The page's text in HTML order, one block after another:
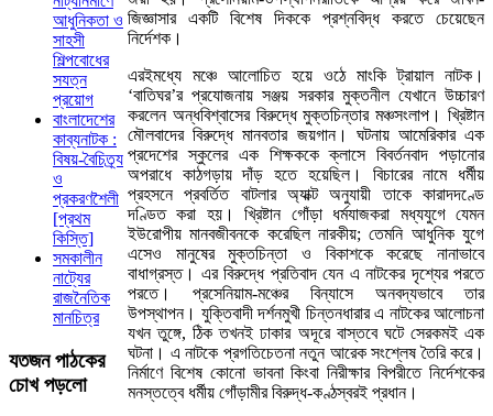
জিজ্ঞাসার একটি বিশেষ দিককে প্রশ্নবিদ্ধ করতে চেয়েছেন
নির্দেশক।
এরইমধ্যে মঞ্চে আলোচিত হয়ে ওঠে মাংকি ট্রায়াল নাটক।
‘বাতিঘর’র প্রযোজনায় সঞ্জয় সরকার মুক্তনীল যেখানে উচ্চারণ
করলেন অন্ধবিশ্বাসের বিরুদ্ধে মুক্তচিন্তার মঞ্চসংলাপ। খ্রিষ্টান
মৌলবাদের বিরুদ্ধে মানবতার জয়গান। ঘটনায় আমেরিকার এক
প্রদেশের স্কুলের এক শিক্ষককে ক্লাসে বিবর্তনবাদ পড়ানোর
অপরাধে কাঠগড়ায় দাঁড় হতে হয়েছিল। বিচারের নামে ধর্মীয়
প্রহসনে প্রবর্তিত বাটলার অ্যাক্ট অনুযায়ী তাকে কারাদদণ্ডে
দণ্ডিত করা হয়। খ্রিষ্টান গোঁড়া ধর্মযাজকরা মধ্যযুগে যেমন
ইউরোপীয় মানবজীবনকে করেছিল নারকীয়; তেমনি আধুনিক যুগে
এসেও মানুষের মুক্তচিন্তা ও বিকাশকে করেছে নানাভাবে
বাধাগ্রস্ত। এর বিরুদ্ধে প্রতিবাদ যেন এ নাটকের দৃশ্যের পরতে
পরতে। প্রসেনিয়াম-মঞ্চের বিন্যাসে অনবদ্যভাবে তার
উপস্থাপন। যুক্তিবাদী দর্শনমুখী চিন্তনধারার এ নাটকের আলোচনা
যখন তুঙ্গে, ঠিক তখনই ঢাকার অদূরে বাস্তবে ঘটে সেরকমই এক
ঘটনা। এ নাটকে প্রগতিচেতনা নতুন আরেক সংশ্লেষ তৈরি করে।
নির্মাণে বিশেষ কোনো ভাবনা কিংবা নিরীক্ষার বিপরীতে নির্দেশকের
মনস্তত্বে ধর্মীয় গোঁড়ামীর বিরুদ্ধ-কণ্ঠস্বরই প্রধান।
আধুনিকতা ও
সাহসী
শিল্পবোধের
সযত্ন
প্রয়োগ
বাংলাদেশের
কাব্যনাটক :
বিষয়-বৈচিত্র্য
ও
প্রকরণশৈলী
[প্রথম
কিস্তি]
সমকালীন
নাট্যের
রাজনৈতিক
মানচিত্র
যতজনপাঠকের
চোখ পড়লো